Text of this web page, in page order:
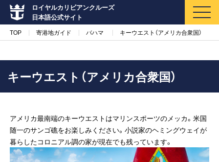
ロイヤルカリビアンクルーズ
日本語公式サイト
マイページ メルマガ登録
クルーズ検索
キャンペーン・特集
TOP 寄港地ガイド バハマ キーウエスト（アメリカ合衆国）
キーウエスト（アメリカ合衆国）
アメリカ最南端のキーウエストはマリンスポーツのメッカ。米国
随一のサンゴ礁をお楽しみください。小説家のヘミングウェイが
暮らしたコロニアル調の家が現在でも残っています。